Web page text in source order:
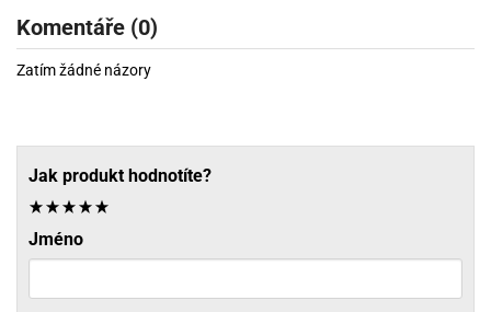
Komentáře (0)
Zatím žádné názory
Jak produkt hodnotíte?
Jméno